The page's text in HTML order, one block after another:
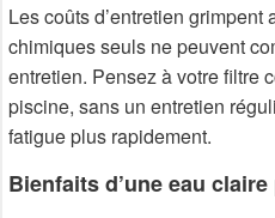
Les coûts d’entretien
chimiques seuls ne peuvent
entretien. Pensez à votre filtre
piscine, sans un entretien
fatigue plus rapidement.
Bienfaits d’une eau